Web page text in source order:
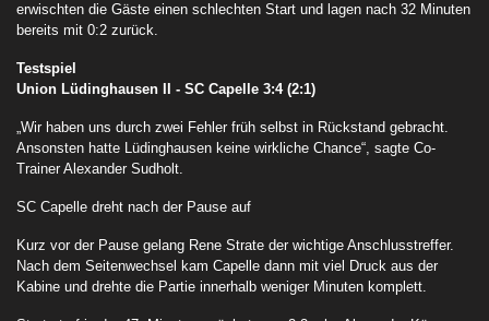
erwischten die Gäste einen schlechten Start und lagen nach 32 Minuten
bereits mit 0:2 zurück.
Testspiel
Union Lüdinghausen II - SC Capelle 3:4 (2:1)
„Wir haben uns durch zwei Fehler früh selbst in Rückstand gebracht.
Ansonsten hatte Lüdinghausen keine wirkliche Chance“, sagte Co-
Trainer Alexander Sudholt.
SC Capelle dreht nach der Pause auf
Kurz vor der Pause gelang Rene Strate der wichtige Anschlusstreffer.
Nach dem Seitenwechsel kam Capelle dann mit viel Druck aus der
Kabine und drehte die Partie innerhalb weniger Minuten komplett.